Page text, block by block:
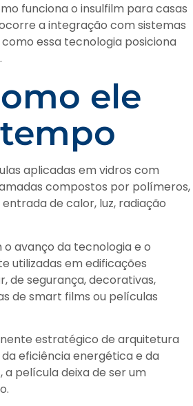
funciona o insulfilm para casas
a integração com sistemas
essa tecnologia posiciona
ele
aplicadas em vidros com
compostos por polímeros,
de calor, luz, radiação
avanço da tecnologia e o
utilizadas em edificações
de segurança, decorativas,
de smart films ou películas
estratégico de arquitetura
eficiência energética e da
película deixa de ser um